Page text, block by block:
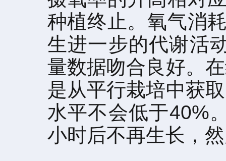
种植终止。氧气消
生进一步的代谢活
量数据吻合良好。
是从平行栽培中获
水平不会低于40%
小时后不再生长，